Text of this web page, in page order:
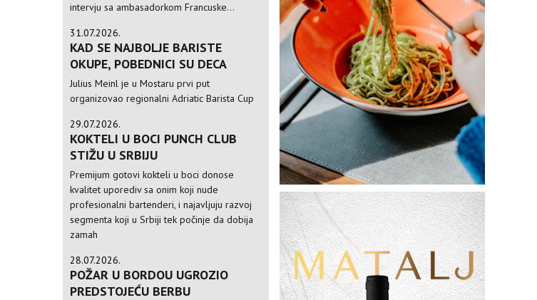
intervju sa ambasadorkom Francuske...
31.07.2026.
KAD SE NAJBOLJE BARISTE
OKUPE, POBEDNICI SU DECA
Julius Meinl je u Mostaru prvi put
organizovao regionalni Adriatic Barista Cup
29.07.2026.
KOKTELI U BOCI PUNCH CLUB
STIŽU U SRBIJU
Premijum gotovi kokteli u boci donose
kvalitet uporediv sa onim koji nude
profesionalni bartenderi, i najavljuju razvoj
segmenta koji u Srbiji tek počinje da dobija
zamah
28.07.2026.
POŽAR U BORDOU UGROZIO
PREDSTOJEĆU BERBU